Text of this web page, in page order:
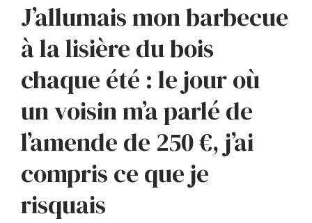
J’allumais mon barbecue
à la lisière du bois
chaque été : le jour où
un voisin m’a parlé de
l’amende de 250 €, j’ai
compris ce que je
risquais